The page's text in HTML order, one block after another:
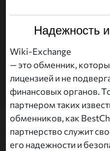
Надежность
Wiki-Exchange
— это обменник,
лицензией и не
финансовых органов.
партнером таких
обменников, как
партнерство служит
его надежности и